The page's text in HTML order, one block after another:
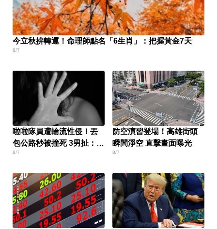
今立秋拚轉運！命理師點名「6生肖」：把握黃金7天
8/7
啦啦隊員遭輪流性侵！丟
包公路秒被撞死 3男扯：她
自願的
8/7
防空演習登場！高雄街頭
瞬間淨空 直擊畫面曝光
8/7